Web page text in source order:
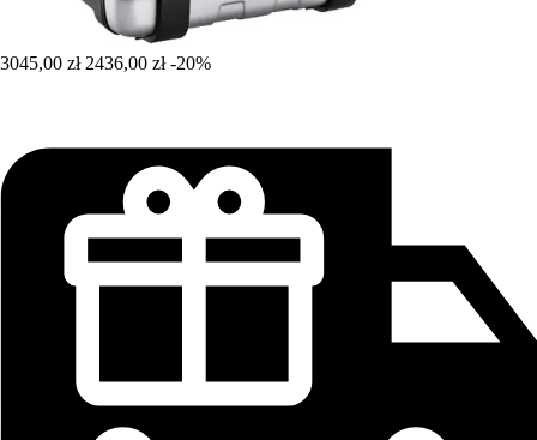
3045,00 zł 2436,00 zł -20%